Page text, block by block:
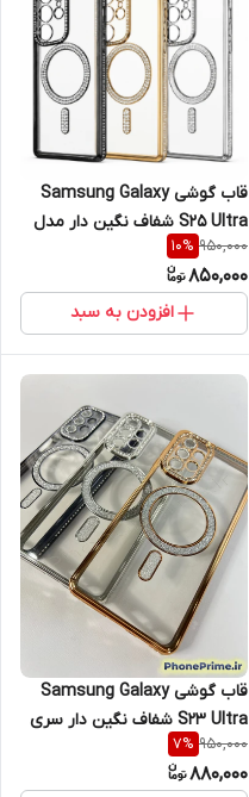
قاب گوشی Samsung Galaxy
S25 Ultra شفاف نگین دار مدل
لاکچری دایموند با محافظ لنز
950,000
10%
850,000
افزودن به سبد
قاب گوشی Samsung Galaxy
S23 Ultra شفاف نگین دار سری
لاکچری دایموند با محافظ لنز
950,000
7%
880,000